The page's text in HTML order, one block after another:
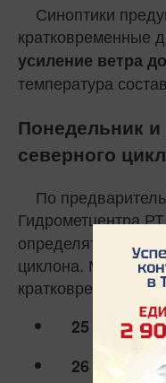
Синоптики
кратковременные
усиление ветра
температура
Понедельник
северного
По
Гидрометцентра
определять
циклона. Местами
кратковременные
25 мая
26 мая